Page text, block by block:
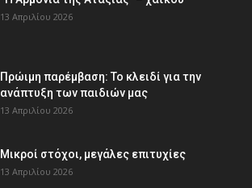
13 Απριλίου 2026
Πρώιμη παρέμβαση: Το κλειδί για την
ανάπτυξη των παιδιών µας
13 Απριλίου 2026
Μικροί στόχοι, μεγάλες επιτυχίες
13 Απριλίου 2026